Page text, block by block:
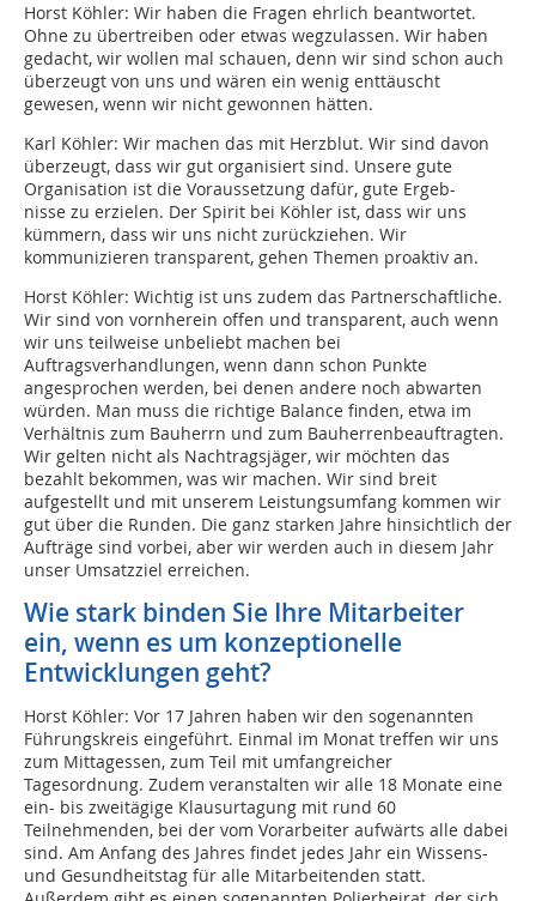
Horst Köhler: Wir haben die Fragen ehrlich beantwortet.
Ohne zu übertreiben oder etwas wegzulassen. Wir haben
gedacht, wir wollen mal schauen, denn wir sind schon auch
überzeugt von uns und wären ein wenig enttäuscht
gewesen, wenn wir nicht gewonnen hätten.
Karl Köhler: Wir machen das mit Herzblut. Wir sind davon
überzeugt, dass wir gut organisiert sind. Unsere gute
Organisation ist die Voraussetzung dafür, gute Ergeb-
nisse zu erzielen. Der Spirit bei Köhler ist, dass wir uns
kümmern, dass wir uns nicht zurückziehen. Wir
kommunizieren transparent, gehen Themen proaktiv an.
Horst Köhler: Wichtig ist uns zudem das Partnerschaftliche.
Wir sind von vornherein offen und transparent, auch wenn
wir uns teilweise unbeliebt machen bei
Auftragsverhandlungen, wenn dann schon Punkte
angesprochen werden, bei denen andere noch abwarten
würden. Man muss die richtige Balance finden, etwa im
Verhältnis zum Bauherrn und zum Bauherrenbeauftragten.
Wir gelten nicht als Nachtragsjäger, wir möchten das
bezahlt bekommen, was wir machen. Wir sind breit
aufgestellt und mit unserem Leistungsumfang kommen wir
gut über die Runden. Die ganz starken Jahre hinsichtlich der
Aufträge sind vorbei, aber wir werden auch in diesem Jahr
unser Umsatzziel erreichen.
Wie stark binden Sie Ihre Mitarbeiter
ein, wenn es um konzeptionelle
Entwicklungen geht?
Horst Köhler: Vor 17 Jahren haben wir den sogenannten
Führungskreis eingeführt. Einmal im Monat treffen wir uns
zum Mittagessen, zum Teil mit umfangreicher
Tagesordnung. Zudem veranstalten wir alle 18 Monate eine
ein- bis zweitägige Klausurtagung mit rund 60
Teilnehmenden, bei der vom Vorarbeiter aufwärts alle dabei
sind. Am Anfang des Jahres findet jedes Jahr ein Wissens-
und Gesundheitstag für alle Mitarbeitenden statt.